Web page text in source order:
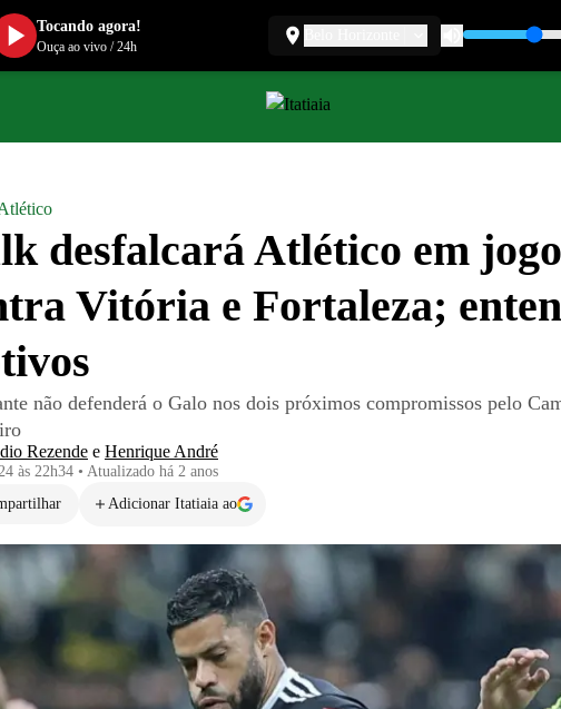
desfalcará Atlético em
Vitória e Fortaleza;
não defenderá o Galo nos dois próximos compromissos pelo
Rezende e Henrique André
às 22h34 • Atualizado há 2 anos
Adicionar Itatiaia ao
Tocando agora!
Ouça ao vivo/24h